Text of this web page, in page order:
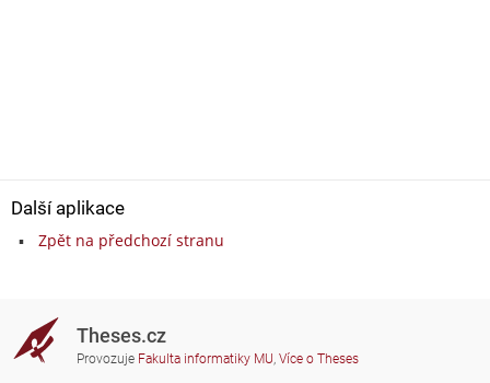
Další aplikace
Zpět na předchozí stranu
Theses.cz
Provozuje Fakulta informatiky MU, Více o Theses